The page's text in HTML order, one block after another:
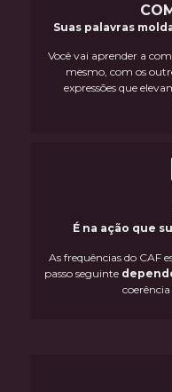
Suas palavras
Você vai aprender a
mesmo, com os
expressões que
É na ação que
As frequências do CAF
passo seguinte